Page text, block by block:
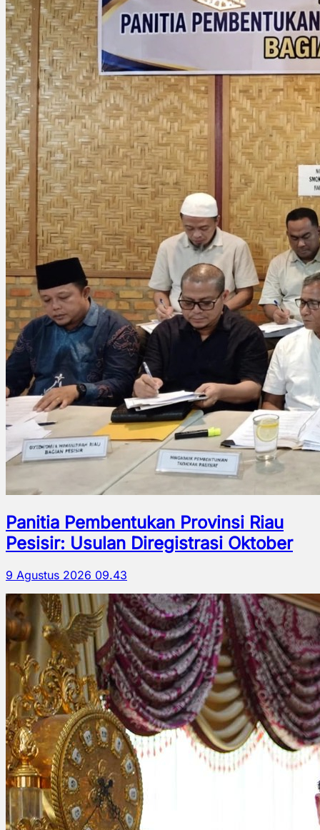
Panitia Pembentukan Provinsi Riau
Pesisir: Usulan Diregistrasi Oktober
9 Agustus 2026 09.43